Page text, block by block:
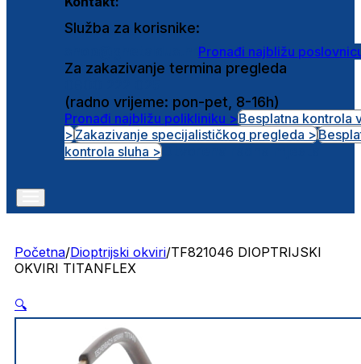
Služba za korisnike:
Pronađi najbližu
Za zakazivanje termina pregleda
(radno vrijeme: pon-pet, 8-16h)
Pronađi najbližu polikliniku >Besplatna kontrola
>Zakazivanje specijalističkog pregleda >
kontrola sluha >
Početna/Dioptrijski okviri/TF821046 DIOPTRIJSKI
OKVIRI TITANFLEX
🔍